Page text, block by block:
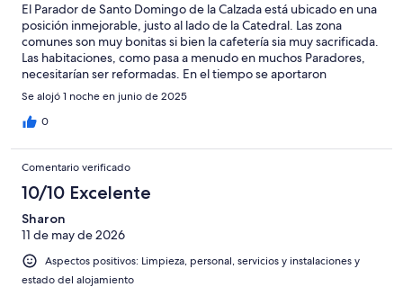
El Parador de Santo Domingo de la Calzada está ubicado en una
posición inmejorable, justo al lado de la Catedral. Las zona
comunes son muy bonitas si bien la cafetería sia muy sacrificada.
Las habitaciones, como pasa a menudo en muchos Paradores,
necesitarían ser reformadas. En el tiempo se aportaron
modificaciones muy incongruentes así que el conjunto parece
decorado casualmente. En el caso de nostra habitación había
una lámpara de columna que solo se podía enchufar y
peculiar… El nuevo TV colgado a la pared no encajaba en nada
con la decoración de la habitación…por decirla clara una
verdadera chapuza… En el baño sería tiempo de sostituir las
bañeras con platos duchas, más cómodos y menos peligrosos…
Todo esto no le quita encanto al Parador solo disminuye el valor
del lugar.
Se alojó 1 noche en junio de 2025
0
Comentario verificado
10/10 Excelente
Sharon
11 de may de 2026
Aspectos positivos: Limpieza, personal, servicios y instalaciones y
estado del alojamiento